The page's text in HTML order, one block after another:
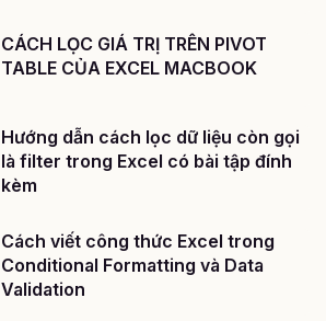
CÁCH LỌC GIÁ TRỊ TRÊN PIVOT
TABLE CỦA EXCEL MACBOOK
Hướng dẫn cách lọc dữ liệu còn gọi
là filter trong Excel có bài tập đính
kèm
Cách viết công thức Excel trong
Conditional Formatting và Data
Validation